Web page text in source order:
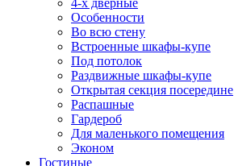
4-х дверные
Особенности
Во всю стену
Встроенные шкафы-купе
Под потолок
Раздвижные шкафы-купе
Открытая секция посередине
Распашные
Гардероб
Для маленького помещения
Эконом
Гостиные